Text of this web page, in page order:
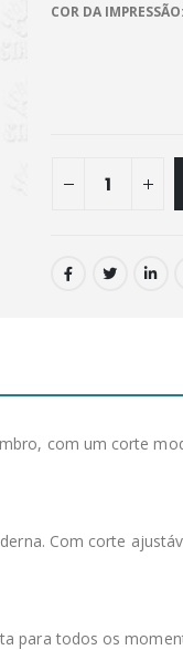
COR DA IMPRESSÃO
com um corte
Com corte
para todos os